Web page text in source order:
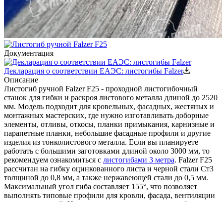
Документация
Декларация о соответствии ЕАЭС: листогибы Falzer
Описание
Листогиб ручной Falzer F25 - проходной листогибочный
станок для гибки и раскроя листового металла длиной до 2520
мм. Модель подходит для кровельных, фасадных, жестяных и
монтажных мастерских, где нужно изготавливать доборные
элементы, отливы, откосы, планки примыкания, карнизные и
парапетные планки, небольшие фасадные профили и другие
изделия из тонколистового металла. Если вы планируете
работать с большими заготовками длиной около 3000 мм, то
рекомендуем ознакомиться с листогибами 3 метра. Falzer F25
рассчитан на гибку оцинкованного листа и черной стали Ст3
толщиной до 0,8 мм, а также нержавеющей стали до 0,5 мм.
Максимальный угол гиба составляет 155°, что позволяет
выполнять типовые профили для кровли, фасада, вентиляции